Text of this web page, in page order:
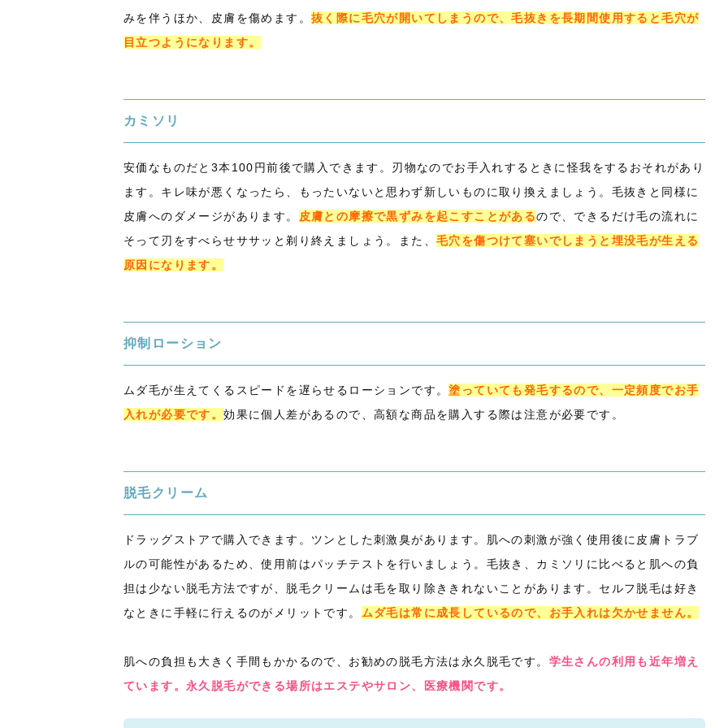
みを伴うほか、皮膚を傷めます。 抜く際に毛穴が開いてしまうので、毛抜きを長期間使用すると毛穴が
目立つようになります。
カミソリ
安価なものだと3本100円前後で購入できます。刃物なのでお手入れするときに怪我をするおそれがあり
ます。キレ味が悪くなったら、もったいないと思わず新しいものに取り換えましょう。毛抜きと同様に
皮膚へのダメージがあります。
皮膚との摩擦で黒ずみを起こすことがあるので、できるだけ毛の流れに
そって刃をすべらせササッと剃り終えましょう。また、 毛穴を傷つけて塞いでしまうと埋没毛が生える
原因になります。
抑制ローション
ムダ毛が生えてくるスピードを遅らせるローションです。塗っていても発毛するので、一定頻度でお手
入れが必要です。効果に個人差があるので、高額な商品を購入する際は注意が必要です。
脱毛クリーム
ドラッグストアで購入できます。ツンとした刺激臭があります。肌への刺激が強く使用後に皮膚トラブ
ルの可能性があるため、使用前はパッチテストを行いましょう。毛抜き、カミソリに比べると肌への負
担は少ない脱毛方法ですが、脱毛クリームは毛を取り除ききれないことがあります。セルフ脱毛は好き
なときに手軽に行えるのがメリットです。 ムダ毛は常に成長しているので、お手入れは欠かせません。
肌への負担も大きく手間もかかるので、お勧めの脱毛方法は永久脱毛です。 学生さんの利用も近年増え
ています。永久脱毛ができる場所はエステやサロン、医療機関です。